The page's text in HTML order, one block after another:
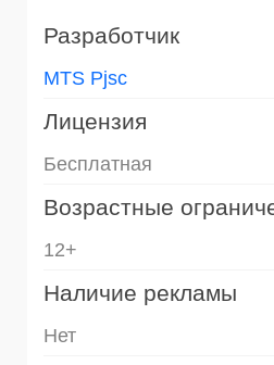
Разработчик
MTS Pjsc
Лицензия
Бесплатная
Возрастные
12+
Наличие рекламы
Нет